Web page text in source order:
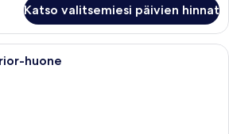
Katso valitsemiesi päivien hinnat
Hotellihuoneessa on sänky,
huone